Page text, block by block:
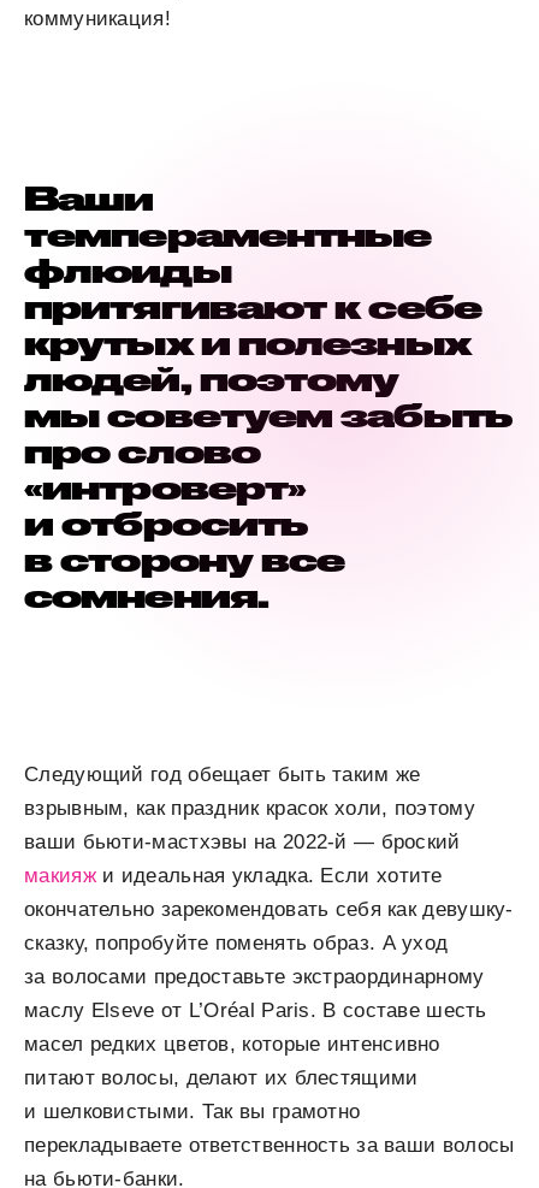
коммуникация!
Ваши
темпераментные
флюиды
притягивают к себе
крутых и полезных
людей, поэтому
мы советуем забыть
про слово
«интроверт»
и отбросить
в сторону все
сомнения.
Следующий год обещает быть таким же
взрывным, как праздник красок холи, поэтому
ваши бьюти-мастхэвы на 2022-й — броский
макияжи идеальная укладка. Если хотите
окончательно зарекомендовать себя как девушку-
сказку, попробуйте поменять образ. А уход
за волосами предоставьте экстраординарному
маслу Elseve от L’Oréal Paris. В составе шесть
масел редких цветов, которые интенсивно
питают волосы, делают их блестящими
и шелковистыми. Так вы грамотно
перекладываете ответственность за ваши волосы
на бьюти-банки.